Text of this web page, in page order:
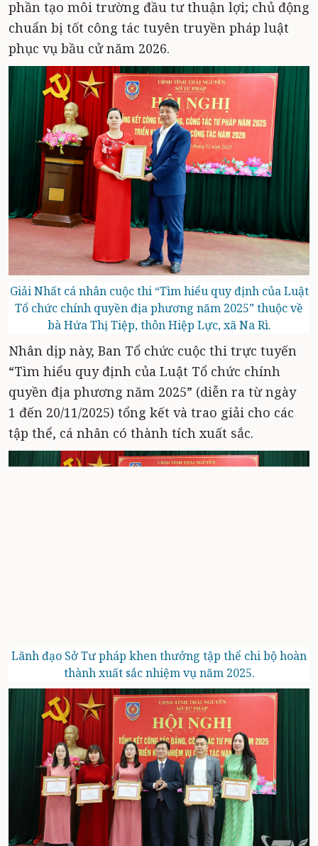
phần tạo môi trường đầu tư thuận lợi; chủ động
chuẩn bị tốt công tác tuyên truyền pháp luật
phục vụ bầu cử năm 2026.
Giải Nhất cá nhân cuộc thi “Tìm hiểu quy định của Luật
Tổ chức chính quyền địa phương năm 2025” thuộc về
bà Hứa Thị Tiệp, thôn Hiệp Lực, xã Na Rì.
Nhân dịp này, Ban Tổ chức cuộc thi trực tuyến
“Tìm hiểu quy định của Luật Tổ chức chính
quyền địa phương năm 2025” (diễn ra từ ngày
1 đến 20/11/2025) tổng kết và trao giải cho các
tập thể, cá nhân có thành tích xuất sắc.
Lãnh đạo Sở Tư pháp khen thưởng tập thể chi bộ hoàn
thành xuất sắc nhiệm vụ năm 2025.